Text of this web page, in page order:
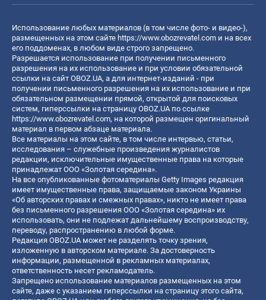
Использование любых материалов (в том числе фото- и видео-),
размещенных на этом сайте https://www.obozrevatel.com и на всех
его поддоменах, в любом виде строго запрещено.
Разрешается использование при получении письменного
разрешения на их использование и при условии обязательной
ссылки на сайт OBOZ.UA, а для интернет-изданий - при
получении письменного разрешения на их использование и при
обязательном размещении прямой, открытой для поисковых
систем, гиперссылки на страницу OBOZ.UA по ссылке
https://www.obozrevatel.com, на которой размещен оригинальный
материал в первом абзаце материала.
Все материалы на этом сайте, в том числе интервью, статьи,
исследования – служебные произведения журналистов
редакции, исключительные имущественные права на которые
принадлежат ООО «Золотая середина».
На все опубликованные фотоматериалы Getty Images редакция
имеет имущественные права, защищаемые законом Украины
«Об авторских правах и смежных правах», никто не имеет права
без письменного разрешения ООО «Золотая середина» их
использовать, они не подлежат дальнейшему воспроизводству,
переводу, распространению в любой форме.
Редакция OBOZ.UA может не разделять точку зрения,
изложенную в авторском материале. За достоверность
информации, размещенной в рекламных материалах,
ответственность несет рекламодатель.
Запрещено использование материалов размещенных на этом
сайте, даже с указанием гиперссылки на страницу этого сайта,